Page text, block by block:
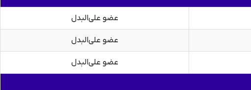
عضو علی‌البدل
عضو علی‌البدل
عضو علی‌البدل